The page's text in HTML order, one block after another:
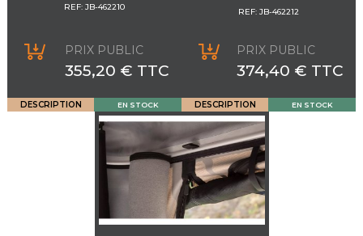
REF: JB-462210
PRIX PUBLIC
355,20 € TTC
DESCRIPTION EN STOCK
REF: JB-462212
PRIX PUBLIC
374,40 € TTC
DESCRIPTION EN STOCK